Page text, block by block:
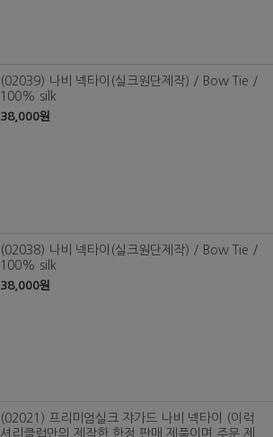
(02039) 나비 넥타이(실크원단제작) / Bow Tie /
100% silk
38,000원
(02038) 나비 넥타이(실크원단제작) / Bow Tie /
100% silk
38,000원
(02021) 프리미엄실크 쟈가드 나비 넥타이 (이럭
셔리클럽만의 제작한 한정 판매 제품이며 주문 제